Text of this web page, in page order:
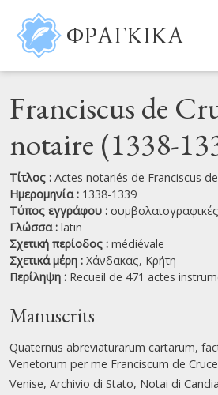
Παράκαμψη προς το κυρίως
ΦΡΑΓΚΙΚΑ
Franciscus de
notaire (1338-
Τίτλος : Actes notariés de Franciscus
Ημερομηνία : 1338-1339
Τύπος εγγράφου :
Γλώσσα : latin
Σχετική περίοδος : médiévale
Σχετικά μέρη : Χάνδακας, Κρήτη
Περίληψη : Recueil de 471 actes
Manuscrits
Quaternus abreviaturarum cartarum,
Venetorum per me Franciscum de
Venise, Archivio di Stato, Notai di